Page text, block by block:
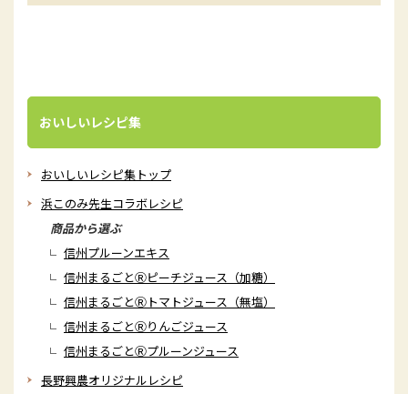
おいしいレシピ集
おいしいレシピ集トップ
浜このみ先生コラボレシピ
商品から選ぶ
信州プルーンエキス
信州まるごとⓇピーチジュース（加糖）
信州まるごとⓇトマトジュース（無塩）
信州まるごとⓇりんごジュース
信州まるごとⓇプルーンジュース
長野興農オリジナルレシピ